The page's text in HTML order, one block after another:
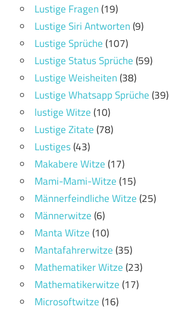
Lustige Fragen(19)
Lustige Siri Antworten(9)
Lustige Sprüche(107)
Lustige Status Sprüche(59)
Lustige Weisheiten(38)
Lustige Whatsapp Sprüche(39)
lustige Witze(10)
Lustige Zitate(78)
Lustiges(43)
Makabere Witze(17)
Mami-Mami-Witze(15)
Männerfeindliche Witze(25)
Männerwitze(6)
Manta Witze(10)
Mantafahrerwitze(35)
Mathematiker Witze(23)
Mathematikerwitze(17)
Microsoftwitze(16)